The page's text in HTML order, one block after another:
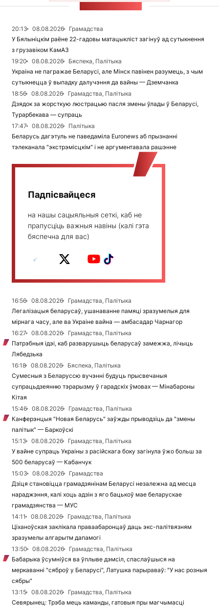
20:13 08.08.2026
Грамадства
У Бялыніцкім раёне 22-гадовы матацыкліст загінуў ад сутыкнення
з грузавіком КамАЗ
19:20
08.08.2026
Бяспека, Палітыка
Украіна не пагражае Беларусі, але Мінск павінен разумець, з чым
сутыкнецца ў выпадку далучэння да вайны — Дземчанка
18:56
08.08.2026
Грамадства, Палітыка
Дзядок за жорсткую люстрацыю пасля змены ўлады ў Беларусі,
Турарбекава — супраць
17:47
08.08.2026
Палітыка
Беларусь дагэтуль не паведаміла Euronews аб прызнанні
тэлеканала "экстрэмісцкім" і не аргументавала рашэнне
Падпісвайцеся
на нашы сацыяльныя сеткі, каб не
прапусціць важныя навіны (калі гэта
бяспечна для вас)
16:56 08.08.2026
Грамадства, Палітыка
Легалізацыя беларусаў, ушанаванне памяці зразумелыя для
мірнага часу, але ва Украіне вайна — амбасадар Чарнагор
16:27
08.08.2026
Грамадства, Палітыка
Патрэбныя ідэі, каб разварушыць беларусаў замежжа, лічыць
Лябедзька
16:18
08.08.2026
Бяспека, Палітыка
Сумесныя з Беларуссю вучэнні будуць прысвечаныя
супрацьдзеянню тэрарызму ў гарадскіх ўмовах — Мінабароны
Кітая
15:46
08.08.2026
Грамадства, Палітыка
Канферэнцыя "Новая Беларусь" заўжды прыводзіць да "змены
палітык" — Баркоўскі
15:13
08.08.2026
Грамадства, Палітыка
У вайне супраць Украіны з расійскага боку загінула ўжо больш за
500 беларусаў — Кабанчук
15:03
08.08.2026
Грамадства
Дзіця становіцца грамадзянінам Беларусі незалежна ад месца
нараджэння, калі хоць адзін з яго бацькоў мае беларускае
грамадзянства — МУС
14:11
08.08.2026
Грамадства, Палітыка
Ціханоўская заклікала праваабаронцаў даць экс-палітвязням
зразумелы алгарытм дапамогі
13:50
08.08.2026
Грамадства, Палітыка
Бабарыка ўсумніўся ва ўплыве дэмсіл, спаслаўшыся на
меркаванні "сяброў у Беларусі", Латушка парыраваў: "У нас розныя
сябры"
13:15
08.08.2026
Грамадства, Палітыка
Севярынец: Трэба мець каманды, гатовыя пры магчымасці